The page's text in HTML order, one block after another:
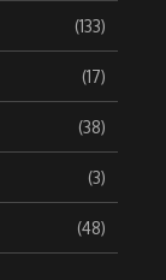
(133)
(17)
(38)
(3)
(48)